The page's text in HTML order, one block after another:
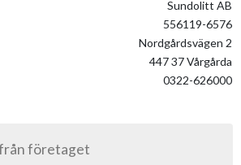
Sundolitt AB
556119-6576
Nordgårdsvägen 2
447 37 Vårgårda
0322-626000
företaget